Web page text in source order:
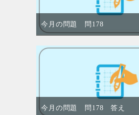
今月の問題 問178
今月の問題 問178 答え